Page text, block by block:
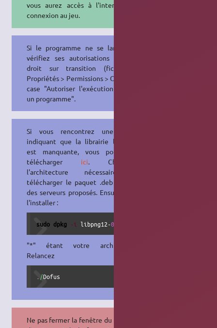
vous aurez accès à l'interface de
connexion au jeu.
Si le programme ne se lance pas,
vérifiez ses autorisations : clique
droit sur transition (fichier) >
Propriétés > Permissions > Cochez la
case "Autoriser l'exécution comme
un programme".
Si vous rencontrez une erreur
indiquant que la librairie libpng12
est manquante, vous pouvez la
télécharger ici. Choisissez
l'architecture nécessaire et
télécharger le paquet .deb sur l'un
des serveurs proposés. Ensuite pour
l'installer :
sudo dpkg -i libpng12-0
"*" étant votre architecture.
Relancez
/Dofus
Ne pas fermer la fenêtre du terminal